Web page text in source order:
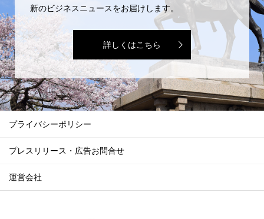
新のビジネスニュースをお届けします。
詳しくはこちら
プライバシーポリシー
プレスリリース・広告お問合せ
運営会社